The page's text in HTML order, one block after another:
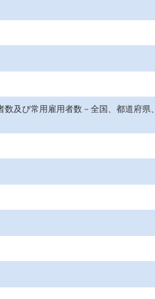
及び常用雇用者数－全国、都道府県、